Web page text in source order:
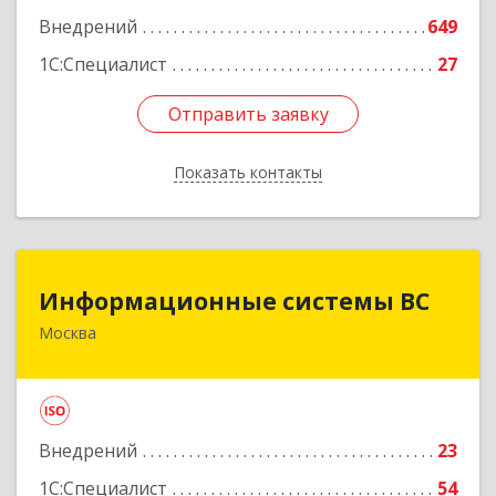
Внедрений
649
1С:Специалист
27
Отправить заявку
Показать контакты
Отправить заявку
Назад
Информационные системы ВС
Москва
Внедрений
23
1С:Специалист
54
Информационные системы ВС
129164, Москва г, Ярославская ул, дом № 8,